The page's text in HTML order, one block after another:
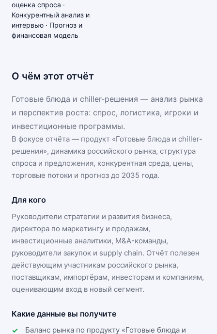
оценка спроса ·
Конкурентный анализ и
интервью · Прогноз и
финансовая модель
О чём этот отчёт
Готовые блюда и chiller-решения — анализ рынка
и перспектив роста: спрос, логистика, игроки и
инвестиционные программы.
В фокусе отчёта — продукт «Готовые блюда и chiller-
решения», динамика российского рынка, структура
спроса и предложения, конкурентная среда, цены,
торговые потоки и прогноз до 2035 года.
Для кого
Руководители стратегии и развития бизнеса,
директора по маркетингу и продажам,
инвестиционные аналитики, M&A-команды,
руководители закупок и supply chain. Отчёт полезен
действующим участникам российского рынка,
поставщикам, импортёрам, инвесторам и компаниям,
оценивающим вход в новый сегмент.
Какие данные вы получите
Баланс рынка по продукту «Готовые блюда и